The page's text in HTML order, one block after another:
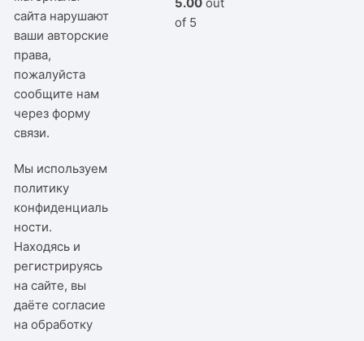
сайта нарушают
ваши авторские
права,
пожалуйста
сообщите нам
черезформу
связи.
Мы используем
политику
конфиденциаль
ности.
Находясь и
регистрируясь
на сайте, вы
даёте согласие
на обработку
of 5